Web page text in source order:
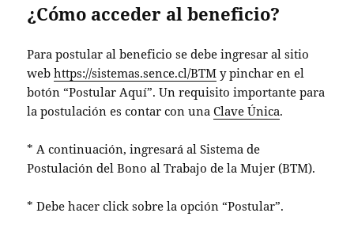
¿Cómo acceder al beneficio?
Para postular al beneficio se debe ingresar al sitio
webhttps://sistemas.sence.cl/BTM y pinchar en el
botón “Postular Aquí”. Un requisito importante para
la postulación es contar con unaClave Única.
* A continuación, ingresará al Sistema de
Postulación del Bono al Trabajo de la Mujer (BTM).
* Debe hacer click sobre la opción “Postular”.